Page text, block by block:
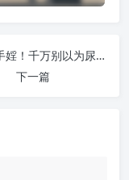
可怕的手婬！千万别以为尿毒症离你很远！ | 纵欲危害
下一篇